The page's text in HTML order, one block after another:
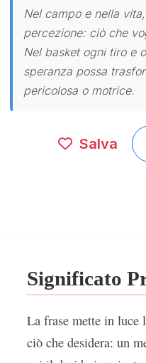
Nel campo e nella
percezione: ciò che
Nel basket ogni tiro e
speranza possa
pericolosa o motrice.
Salva
Significato
La frase mette in luce
ciò che desidera: un